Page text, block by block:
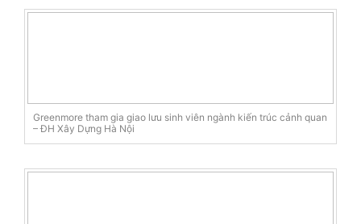
Greenmore tham gia giao lưu sinh viên ngành kiến trúc cảnh quan
– ĐH Xây Dựng Hà Nội